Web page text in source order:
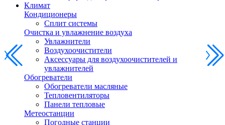
Климат
Кондиционеры
Сплит системы
Очистка и увлажнение воздуха
Увлажнители
Воздухоочистители
Аксессуары для воздухоочистителей и
увлажнителей
Обогреватели
Обогреватели масляные
Тепловентиляторы
Панели тепловые
Метеостанции
Погодные станции